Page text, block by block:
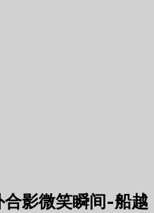
影微笑瞬间-船越